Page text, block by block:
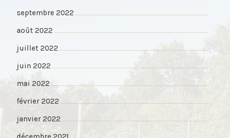
septembre 2022
août 2022
juillet 2022
juin 2022
mai 2022
février 2022
janvier 2022